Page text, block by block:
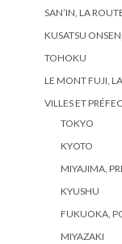
SAN’IN, LA
KUSATSU
TOHOKU
LE MONT FUJI,
VILLES ET
TOKYO
KYOTO
MIYAJIMA,
KYUSHU
FUKUOKA,
MIYAZAKI